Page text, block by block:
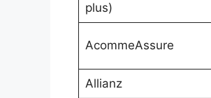
plus)
AcommeAssure
Allianz